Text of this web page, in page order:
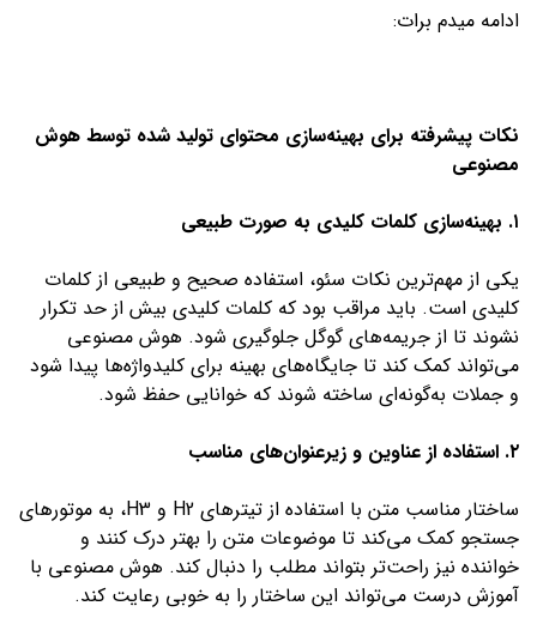
ادامه میدم برات:
نکات پیشرفته برای بهینه‌سازی محتوای تولید شده توسط هوش
مصنوعی
۱. بهینه‌سازی کلمات کلیدی به صورت طبیعی
یکی از مهم‌ترین نکات سئو، استفاده صحیح و طبیعی از کلمات
کلیدی است. باید مراقب بود که کلمات کلیدی بیش از حد تکرار
نشوند تا از جریمه‌های گوگل جلوگیری شود. هوش مصنوعی
می‌تواند کمک کند تا جایگاه‌های بهینه برای کلیدواژه‌ها پیدا شود
و جملات به‌گونه‌ای ساخته شوند که خوانایی حفظ شود.
۲. استفاده از عناوین و زیرعنوان‌های مناسب
ساختار مناسب متن با استفاده از تیترهای H2 و H3، به موتورهای
جستجو کمک می‌کند تا موضوعات متن را بهتر درک کنند و
خواننده نیز راحت‌تر بتواند مطلب را دنبال کند. هوش مصنوعی با
آموزش درست می‌تواند این ساختار را به خوبی رعایت کند.